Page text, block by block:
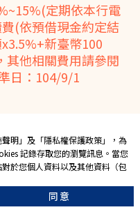
定期依本行電
(依預借現金約定結
新臺幣100
他相關費用請參閱
日：104/9/1
明」及「隱私權保護政策」，為
記錄存取您的瀏覽訊息。當您
於您個人資料以及其他資料（包
同意